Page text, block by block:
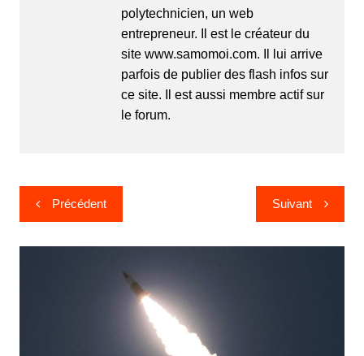
polytechnicien, un web
entrepreneur. Il est le créateur du
site www.samomoi.com. Il lui arrive
parfois de publier des flash infos sur
ce site. Il est aussi membre actif sur
le forum.
Navigation
de
l’article
Précédent Suivant